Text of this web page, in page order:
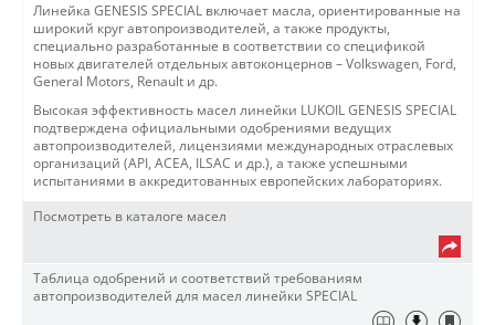
Линейка GENESIS SPECIAL включает масла, ориентированные на
широкий круг автопроизводителей, а также продукты,
специально разработанные в соответствии со спецификой
новых двигателей отдельных автоконцернов – Volkswagen, Ford,
General Motors, Renault и др.
Высокая эффективность масел линейки LUKOIL GENESIS SPECIAL
подтверждена официальными одобрениями ведущих
автопроизводителей, лицензиями международных отраслевых
организаций (API, ACEA, ILSAC и др.), а также успешными
испытаниями в аккредитованных европейских лабораториях.
Посмотреть в каталоге масел
Таблица одобрений и соответствий требованиям
автопроизводителей для масел линейки SPECIAL